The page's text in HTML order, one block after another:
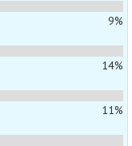
9%
14%
11%